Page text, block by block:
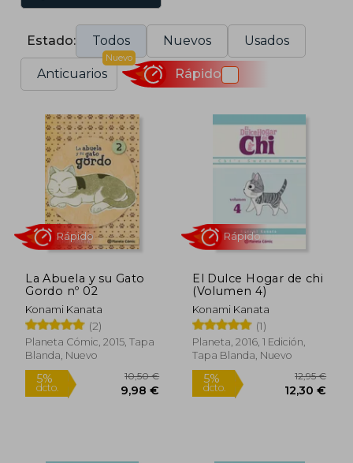
Estado: Todos Nuevos Usados
Anticuarios
Nuevo
Rápido
La Abuela y su Gato
Gordo nº 02
Konami Kanata
(2)
Planeta Cómic, 2015, Tapa
Blanda, Nuevo
Rápido
El Dulce Hogar de chi
(Volumen 4)
Konami Kanata
(1)
Planeta, 2016, 1 Edición,
Tapa Blanda, Nuevo
Rápido